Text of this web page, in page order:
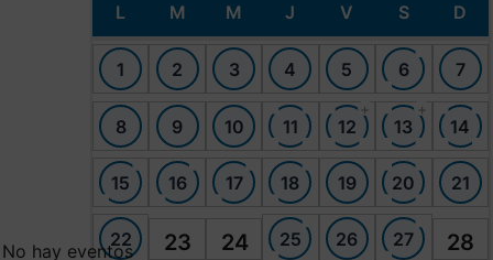
L M M J V S D
1 2 3 4 5 6 7
8 9 10 11 12
+
13
+
14
15 16 17 18 19 20 21
22 23 24 25 26 27 28
No hay eventos